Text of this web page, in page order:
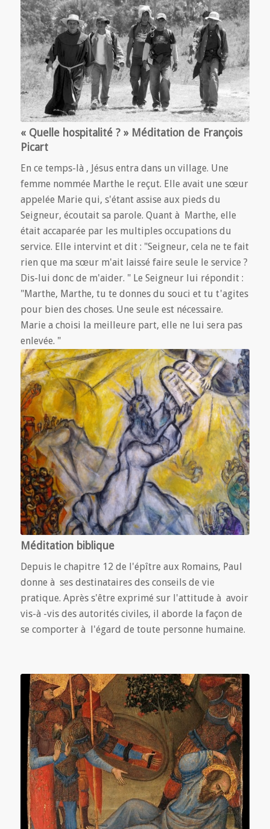
« Quelle hospitalité ? » Méditation de François
Picart
En ce temps-là , Jésus entra dans un village. Une
femme nommée Marthe le reçut. Elle avait une sœur
appelée Marie qui, s'étant assise aux pieds du
Seigneur, écoutait sa parole. Quant à Marthe, elle
était accaparée par les multiples occupations du
service. Elle intervint et dit : "Seigneur, cela ne te fait
rien que ma sœur m'ait laissé faire seule le service ?
Dis-lui donc de m'aider. " Le Seigneur lui répondit :
"Marthe, Marthe, tu te donnes du souci et tu t'agites
pour bien des choses. Une seule est nécessaire.
Marie a choisi la meilleure part, elle ne lui sera pas
enlevée. "
Méditation biblique
Depuis le chapitre 12 de l'épître aux Romains, Paul
donne à ses destinataires des conseils de vie
pratique. Après s'être exprimé sur l'attitude à avoir
vis-à -vis des autorités civiles, il aborde la façon de
se comporter à l'égard de toute personne humaine.